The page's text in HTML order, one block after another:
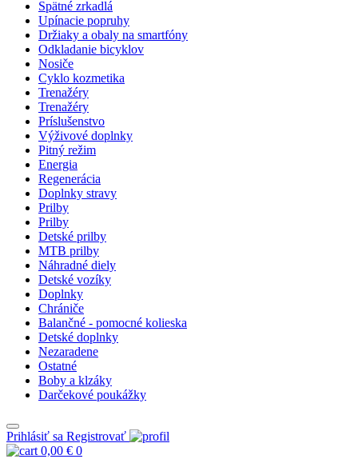
Spätné zrkadlá
Upínacie popruhy
Držiaky a obaly na smartfóny
Odkladanie bicyklov
Nosiče
Cyklo kozmetika
Trenažéry
Trenažéry
Príslušenstvo
Výživové doplnky
Pitný režim
Energia
Regenerácia
Doplnky stravy
Prilby
Prilby
Detské prilby
MTB prilby
Náhradné diely
Detské vozíky
Doplnky
Chrániče
Balančné - pomocné kolieska
Detské doplnky
Nezaradene
Ostatné
Boby a klzáky
Darčekové poukážky
Prihlásiť sa Registrovať
0,00 € 0